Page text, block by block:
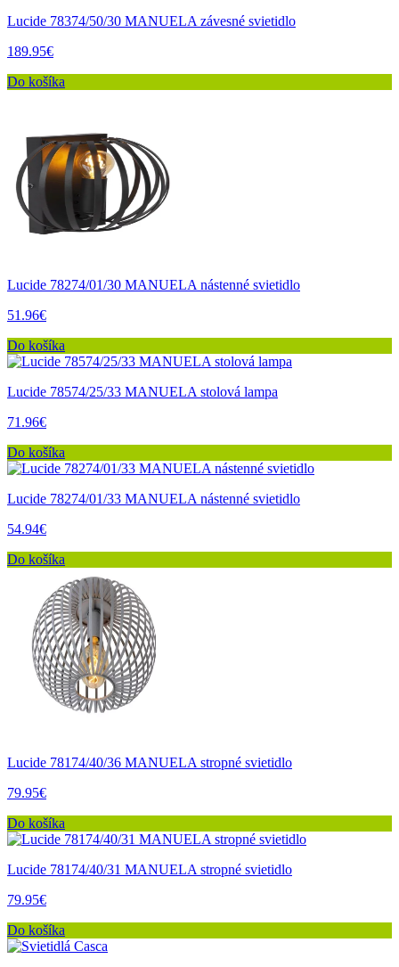
Lucide 78374/50/30 MANUELA závesné svietidlo
189.95€
Do košíka
Lucide 78274/01/30 MANUELA nástenné svietidlo
51.96€
Do košíka
Lucide 78574/25/33 MANUELA stolová lampa
71.96€
Do košíka
Lucide 78274/01/33 MANUELA nástenné svietidlo
54.94€
Do košíka
Lucide 78174/40/36 MANUELA stropné svietidlo
79.95€
Do košíka
Lucide 78174/40/31 MANUELA stropné svietidlo
79.95€
Do košíka